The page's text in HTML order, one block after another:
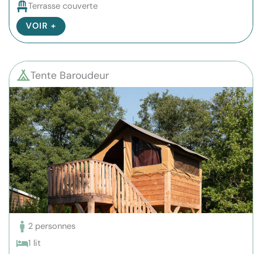
Terrasse couverte
VOIR +
Tente Baroudeur
2 personnes
1 lit